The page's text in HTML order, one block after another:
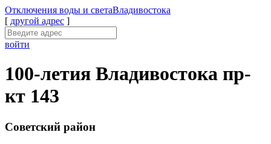
Отключения воды и светаВладивостока
[ другой адрес ]
войти
100-летия Владивостока пр-
кт 143
Советский район